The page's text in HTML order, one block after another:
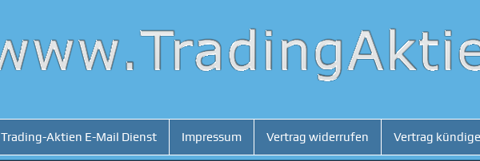
Trading-Aktien E-Mail Dienst Impressum Vertrag widerrufen Vertrag